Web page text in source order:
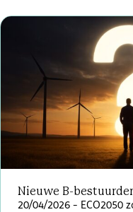
Nieuwe B-
20/04/2026 - ECO2050